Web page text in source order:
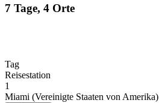
7 Tage, 4 Orte
Tag
Reisestation
1
Miami (Vereinigte Staaten von Amerika)